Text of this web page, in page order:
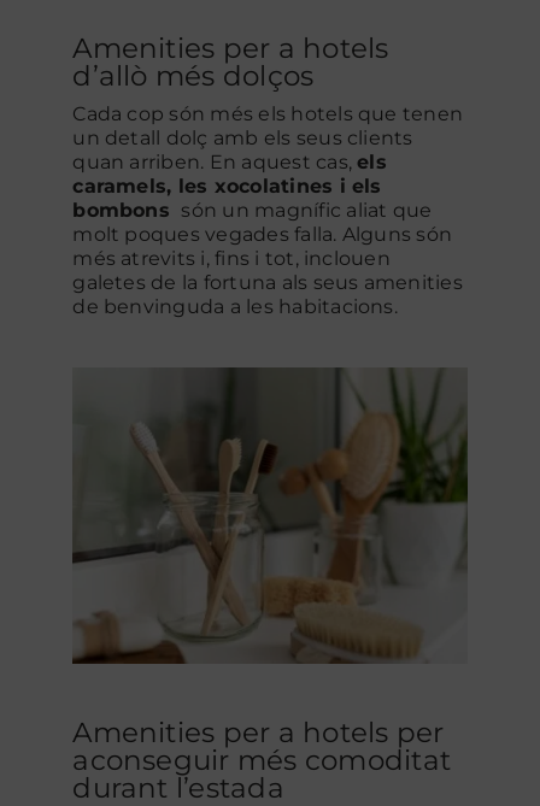
Amenities per a hotels
d’allò més dolços
Cada cop són més els hotels que tenen
un detall dolç amb els seus clients
quan arriben. En aquest cas,els
caramels, les xocolatines i els
bombons són un magnífic aliat que
molt poques vegades falla. Alguns són
més atrevits i, fins i tot, inclouen
galetes de la fortuna als seus amenities
de benvinguda a les habitacions.
Amenities per a hotels per
aconseguir més comoditat
durant l’estada